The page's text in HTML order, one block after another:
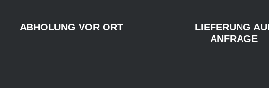
ABHOLUNG VOR ORT
LIEFERUNG
ANFRAGE